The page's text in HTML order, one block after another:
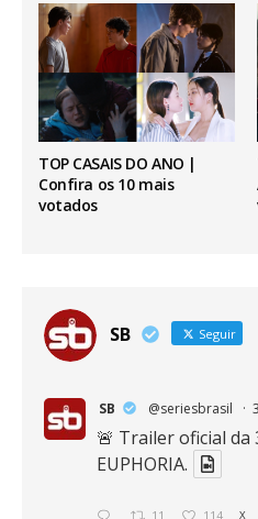
TOP CASAIS DO ANO |
Confira os 10 mais
votados
SB Seguir
SB @seriesbrasil ·
🚨 Trailer oficial da
EUPHORIA.
11 114 X